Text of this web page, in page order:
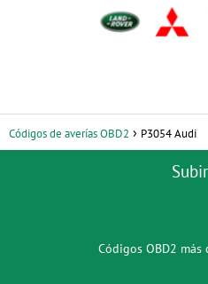
Códigos de averías OBD2 P3054 Audi
Subir
Códigos OBD2 más